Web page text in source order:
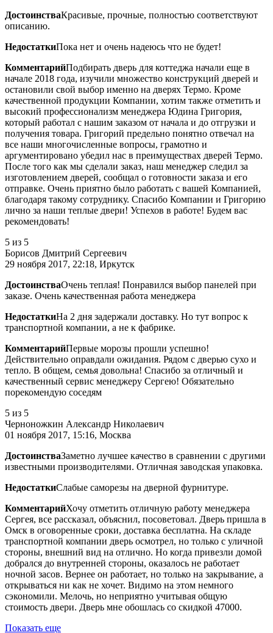
ДостоинстваКрасивые, прочные, полностью соответствуют
описанию.
НедостаткиПока нет и очень надеюсь что не будет!
КомментарийПодбирать дверь для коттеджа начали еще в
начале 2018 года, изучили множество конструкций дверей и
остановили свой выбор именно на дверях Термо. Кроме
качественной продукции Компании, хотим также отметить и
высокий профессионализм менеджера Юдина Григория,
который работал с нашим заказом от начала и до отгрузки и
получения товара. Григорий предельно понятно отвечал на
все наши многочисленные вопросы, грамотно и
аргументировано убедил нас в преимуществах дверей Термо.
После того как мы сделали заказ, наш менеджер следил за
изготовлением дверей, сообщал о готовности заказа и его
отправке. Очень приятно было работать с вашей Компанией,
благодаря такому сотруднику. Спасибо Компании и Григорию
лично за наши теплые двери! Успехов в работе! Будем вас
рекомендовать!
5 из 5
Борисов Дмитрий Сергеевич
29 ноября 2017, 22:18, Иркутск
ДостоинстваОчень теплая! Понравился выбор панелей при
заказе. Очень качественная работа менеджера
НедостаткиНа 2 дня задержали доставку. Но тут вопрос к
транспортной компании, а не к фабрике.
КомментарийПервые морозы прошли успешно!
Действительно оправдали ожидания. Рядом с дверью сухо и
тепло. В общем, семья довольна! Спасибо за отличный и
качественный сервис менеджеру Сергею! Обязательно
порекомендую соседям
5 из 5
Черноножкин Александр Николаевич
01 ноября 2017, 15:16, Москва
ДостоинстваЗаметно лучшее качество в сравнении с другими
известными производителями. Отличная заводская упаковка.
НедостаткиСлабые саморезы на дверной фурнитуре.
КомментарийХочу отметить отличную работу менеджера
Сергея, все рассказал, объяснил, посоветовал. Дверь пришла в
Омск в оговоренные сроки, доставка бесплатна. На складе
транспортной компании дверь осмотрел, но только с уличной
стороны, внешний вид на отлично. Но когда привезли домой
добрался до внутренней стороны, оказалось не работает
ночной засов. Вернее он работает, но только на закрывание, а
открываться ни как не хочет. Видимо на этом немного
сэкономили. Мелочь, но неприятно учитывая общую
стоимость двери. Дверь мне обошлась со скидкой 47000.
Показать еще